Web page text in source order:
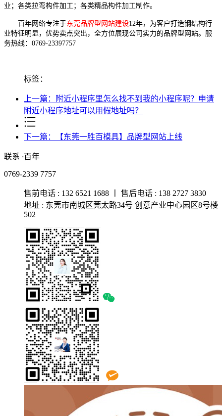
业；各类拉弯构件加工；各类精品构件加工制作。
百年网络专注于东莞品牌型网站建设12年，为客户打造钢结构行
业特征明显，优势卖点突出，全方位展现公司实力的品牌型网站。服
务热线：0769-23397757
标签：
上一篇：附近小程序里怎么找不到我的小程序呢？申请
附近小程序地址可以用假地址吗？
下一篇：【东莞一胜百模具】品牌型网站上线
联系 ·百年
0769-2339 7757
售前电话 : 132 6521 1688 丨 售后电话 : 138 2727 3830
地址 : 东莞市南城区莞太路34号 创意产业中心园区8号楼
502